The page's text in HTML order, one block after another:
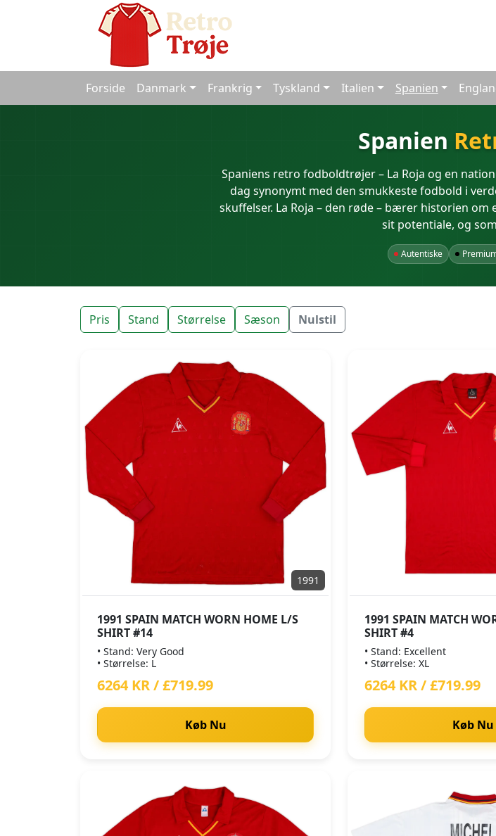
Forside Danmark Frankrig Tyskland Italien Spanien
Spanien
Spaniens retro fodboldtrøjer – La Roja og en
dag synonymt med den smukkeste fodbold i
skuffelser. La Roja – den røde – bærer historien
sit potentiale, og
Autentiske
Pris Stand Størrelse Sæson Nulstil
1991
1991 SPAIN MATCH WORN HOME L/S
SHIRT #14
• Stand: Very Good
• Størrelse: L
6264 KR / £719.99
Køb Nu
1991 SPAIN MATCH
SHIRT #4
• Stand: Excellent
• Størrelse: XL
6264 KR / £719.99
Køb Nu